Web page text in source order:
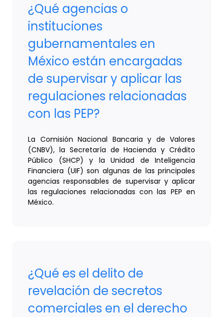
¿Qué agencias o
instituciones
gubernamentales en
México están encargadas
de supervisar y aplicar las
regulaciones relacionadas
con las PEP?
La Comisión Nacional Bancaria y de Valores
(CNBV), la Secretaría de Hacienda y Crédito
Público (SHCP) y la Unidad de Inteligencia
Financiera (UIF) son algunas de las principales
agencias responsables de supervisar y aplicar
las regulaciones relacionadas con las PEP en
México.
¿Qué es el delito de
revelación de secretos
comerciales en el derecho